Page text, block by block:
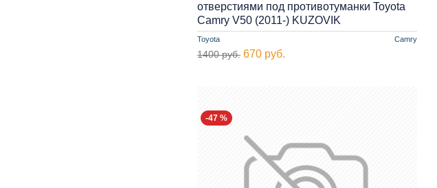
Toyota Camry
отверстиями под противотуманки Toyota
Camry V50 (2011-) KUZOVIK
1400 руб. 670 руб.
-47 %